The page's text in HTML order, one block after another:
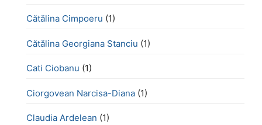
Cătălina Cimpoeru (1)
Cătălina Georgiana Stanciu (1)
Cati Ciobanu (1)
Ciorgovean Narcisa-Diana (1)
Claudia Ardelean (1)